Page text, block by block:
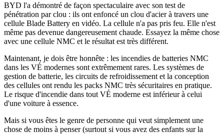
BYD l'a démontré de façon spectaculaire avec son test de
pénétration par clou : ils ont enfoncé un clou d'acier à travers une
cellule Blade Battery en vidéo. La cellule n'a pas pris feu. Elle n'est
même pas devenue dangereusement chaude. Essayez la même chose
avec une cellule NMC et le résultat est très différent.
Maintenant, je dois être honnête : les incendies de batteries NMC
dans les VÉ modernes sont extrêmement rares. Les systèmes de
gestion de batterie, les circuits de refroidissement et la conception
des cellules ont rendu les packs NMC très sécuritaires en pratique.
Le risque d'incendie dans tout VÉ moderne est inférieur à celui
d'une voiture à essence.
Mais si vous êtes le genre de personne qui veut simplement une
chose de moins à penser (surtout si vous avez des enfants sur la